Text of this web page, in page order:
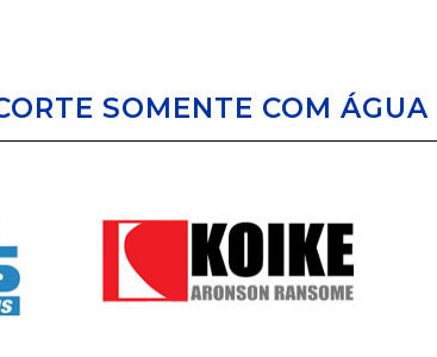
SOMENTE COM ÁGUA